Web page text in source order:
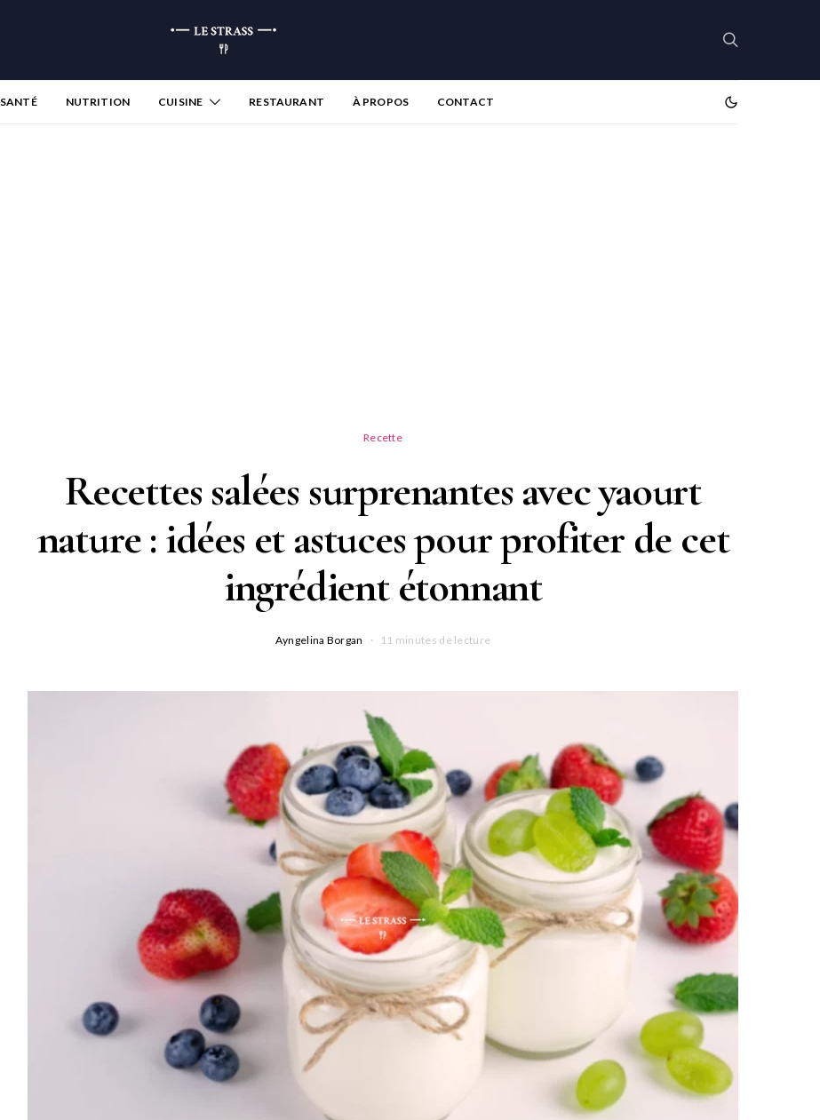
SANTÉ NUTRITION CUISINE RESTAURANT À PROPOS CONTACT
Recette
Recettes salées surprenantes avec yaourt
nature : idées et astuces pour profiter de cet
ingrédient étonnant
Ayngelina Borgan 11 minutes de lecture